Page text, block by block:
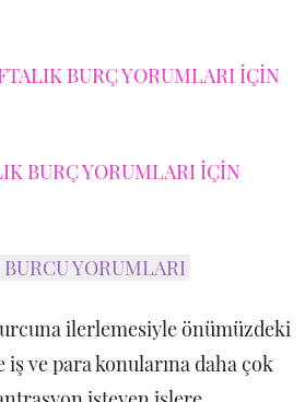
BURÇ YORUMLARI İÇİN
BURÇ YORUMLARI İÇİN
YORUMLARI
ilerlemesiyle önümüzdeki
iş ve para konularına daha çok